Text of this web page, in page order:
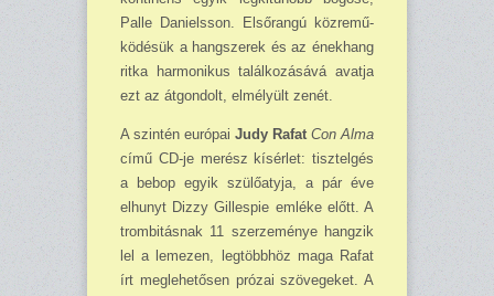
Palle Danielsson. Elsőrangú közremű­
ködésük a hangszerek és az énekhang
ritka harmonikus talál­kozásává avatja
ezt az átgondolt, elmélyült zenét.
A szintén európai Judy Rafat Con Alma
című CD-je merész kísérlet: tisztelgés
a bebop egyik szülőatyja, a pár éve
elhunyt Dizzy Gillespie emléke előtt. A
trombitásnak 11 szerze­ménye hangzik
lel a lemezen, legtöbbhöz maga Rafat
írt meglehető­sen prózai szövegeket. A